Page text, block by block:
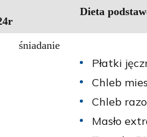
Dieta
śniadanie
Płatki
Chleb
Chleb
Masło